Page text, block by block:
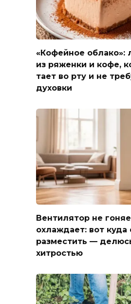
«Кофейное облако»:
из ряженки и кофе,
тает во рту и не
духовки
Вентилятор не
охлаждает: вот куда
разместить —
хитростью